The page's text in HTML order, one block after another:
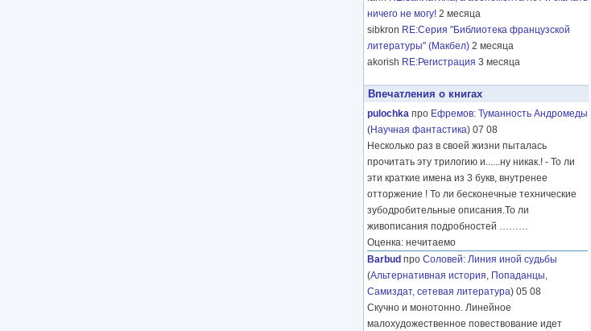
ничего не могу! 2 месяца
sibkron RE:Серия "Библиотека французской
литературы" (Макбел) 2 месяца
akorish RE:Регистрация 3 месяца
Впечатления о книгах
pulochka про Ефремов: Туманность Андромеды
(Научная фантастика) 07 08
Несколько раз в своей жизни пыталась
прочитать эту трилогию и......ну никак.! - То ли
эти краткие имена из 3 букв, внутренее
отторжение ! То ли бесконечные технические
зубодробительные описания.То ли
живописания подробностей ………
Оценка: нечитаемо
Barbud про Соловей: Линия иной судьбы
(Альтернативная история, Попаданцы,
Самиздат, сетевая литература) 05 08
Скучно и монотонно. Линейное
малохудожественное повествование идет